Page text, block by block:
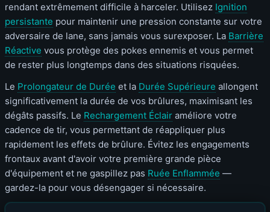
rendant extrêmement difficile à harceler. Utilisez Ignition
persistante pour maintenir une pression constante sur votre
adversaire de lane, sans jamais vous surexposer. La Barrière
Réactive vous protège des pokes ennemis et vous permet
de rester plus longtemps dans des situations risquées.
Le Prolongateur de Durée et la Durée Supérieure allongent
significativement la durée de vos brûlures, maximisant les
dégâts passifs. Le Rechargement Éclair améliore votre
cadence de tir, vous permettant de réappliquer plus
rapidement les effets de brûlure. Évitez les engagements
frontaux avant d'avoir votre première grande pièce
d'équipement et ne gaspillez pas Ruée Enflammée —
gardez-la pour vous désengager si nécessaire.